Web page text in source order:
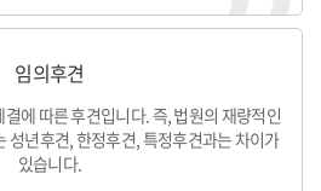
임의후견
에 따른 후견입니다. 즉, 법원의 재량적인
성년후견, 한정후견, 특정후견과는 차이가
있습니다.